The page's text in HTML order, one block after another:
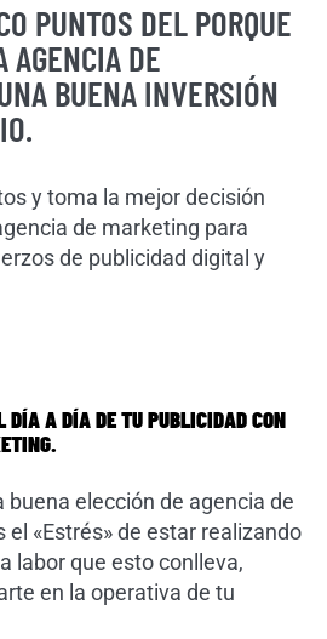
PUNTOS DEL PORQUE
AGENCIA DE
BUENA INVERSIÓN
y toma la mejor decisión
de marketing para
de publicidad digital y
DÍA A DÍA DE TU PUBLICIDAD CON
buena elección de agencia de
«Estrés» de estar realizando
labor que esto conlleva,
en la operativa de tu